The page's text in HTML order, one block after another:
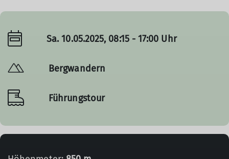
Sa. 10.05.2025, 08:15 - 17:00 Uhr
Bergwandern
Führungstour